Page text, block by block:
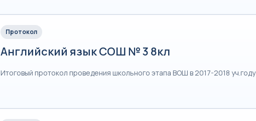
Протокол
Английский язык СОШ № 3 8кл
Итоговый протокол проведения школьного этапа ВОШ в 2017-2018 уч.году